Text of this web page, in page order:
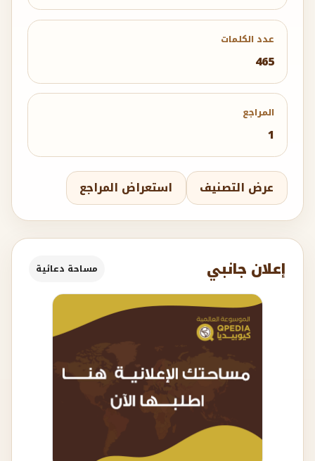
عدد الكلمات
465
المراجع
1
عرض التصنيف استعراض المراجع
إعلان جانبي مساحة دعائية